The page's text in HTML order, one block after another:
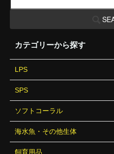
カテゴリーから探す
LPS
SPS
ソフトコーラル
海水魚・その他生体
飼育用品